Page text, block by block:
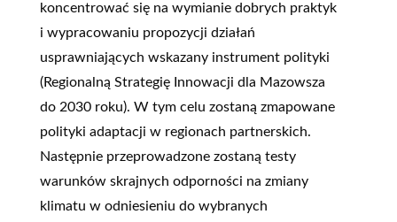
koncentrować się na wymianie dobrych praktyk
i wypracowaniu propozycji działań
usprawniających wskazany instrument polityki
(Regionalną Strategię Innowacji dla Mazowsza
do 2030 roku). W tym celu zostaną zmapowane
polityki adaptacji w regionach partnerskich.
Następnie przeprowadzone zostaną testy
warunków skrajnych odporności na zmiany
klimatu w odniesieniu do wybranych